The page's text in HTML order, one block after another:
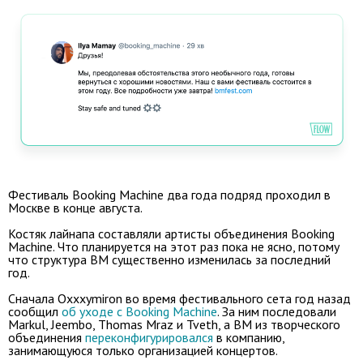
Фестиваль Booking Machine два года подряд проходил в
Москве в конце августа.
Костяк лайнапа составляли артисты объединения Booking
Machine. Что планируется на этот раз пока не ясно, потому
что структура BM существенно изменилась за последний
год.
Сначала Oxxxymiron во время фестивального сета год назад
сообщил об уходе с Booking Machine. За ним последовали
Markul, Jeembo, Thomas Mraz и Tveth, а BM из творческого
объединения переконфигурировался в компанию,
занимающуюся только организацией концертов.